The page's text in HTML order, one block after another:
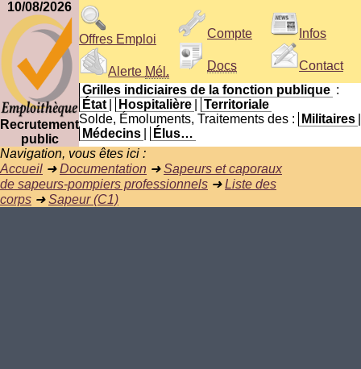
10/08/2026
Recrutement
public
Offres Emploi
Alerte Mél.
Compte
Docs
Infos
Contact
Grilles indiciaires de la fonction publique :
État
Hospitalière
Territoriale
Solde, Émoluments, Traitements des :
Militaires
Médecins
Élus…
Navigation, vous êtes ici :
Accueil ➜Documentation ➜Sapeurs et caporaux
de sapeurs-pompiers professionnels ➜Liste des
corps ➜Sapeur (C1)